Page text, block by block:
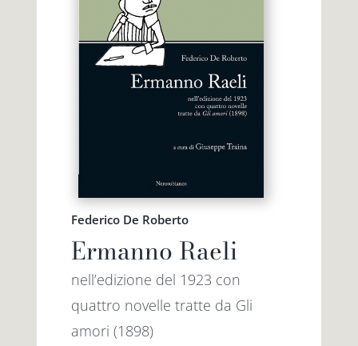
Federico De Roberto
Ermanno Raeli
nell’edizione del 1923 con
quattro novelle tratte da Gli
amori (1898)